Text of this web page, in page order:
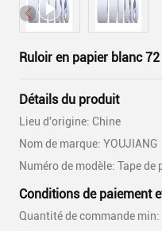
Ruloir en papier blanc
Détails du produit
Lieu d'origine: Chine
Nom de marque: YOUJIANG
Numéro de modèle: Tape
Conditions de paiement
Quantité de commande